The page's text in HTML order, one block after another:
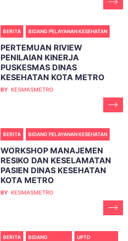
BERITA BIDANG PELAYANAN KESEHATAN
PERTEMUAN RIVIEW
PENILAIAN KINERJA
PUSKESMAS DINAS
KESEHATAN KOTA METRO
BY KESMASMETRO
BERITA BIDANG PELAYANAN KESEHATAN
WORKSHOP MANAJEMEN
RESIKO DAN KESELAMATAN
PASIEN DINAS KESEHATAN
KOTA METRO
BY KESMASMETRO
BERITA
BIDANG
UPTD